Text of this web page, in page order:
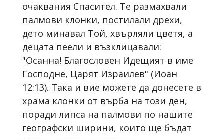
очаквания Спасител. Те размахвали
палмови клонки, постилали дрехи,
дето минавал Той, хвърляли цветя, а
децата пеели и възклицавали:
"Осанна! Благословен Идещият в име
Господне, Царят Израилев" (Иоан
12:13). Така и вие можете да донесете в
храма клонки от върба на този ден,
поради липса на палмови по нашите
географски ширини, които ще бъдат